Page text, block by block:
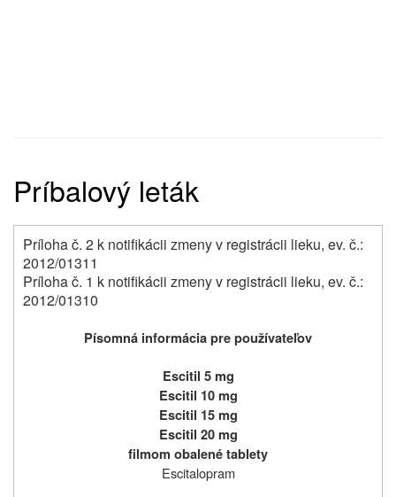
Príbalový leták
Príloha č. 2 k notifikácii zmeny v registrácii lieku, ev. č.:
2012/01311
Príloha č. 1 k notifikácii zmeny v registrácii lieku, ev. č.:
2012/01310
Písomná informácia pre používateľov
Escitil 5 mg
Escitil 10 mg
Escitil 15 mg
Escitil 20 mg
filmom obalené tablety
Escitalopram